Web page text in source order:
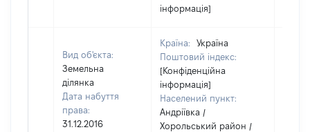
інформація]
Вид об'єкта:
Земельна
ділянка
Дата набуття
права:
31.12.2016
Країна:
Україна
Поштовий індекс:
[Конфіденційна
інформація]
Населений пункт:
Андріївка /
Хорольський район /